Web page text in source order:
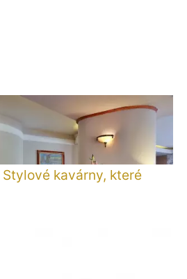
kavárny, které